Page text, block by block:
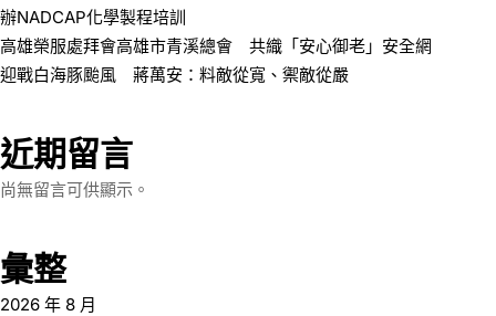
辦NADCAP化學製程培訓
高雄榮服處拜會高雄市青溪總會 共織「安心御老」安全網
迎戰白海豚颱風 蔣萬安：料敵從寬、禦敵從嚴
近期留言
尚無留言可供顯示。
彙整
2026 年 8 月